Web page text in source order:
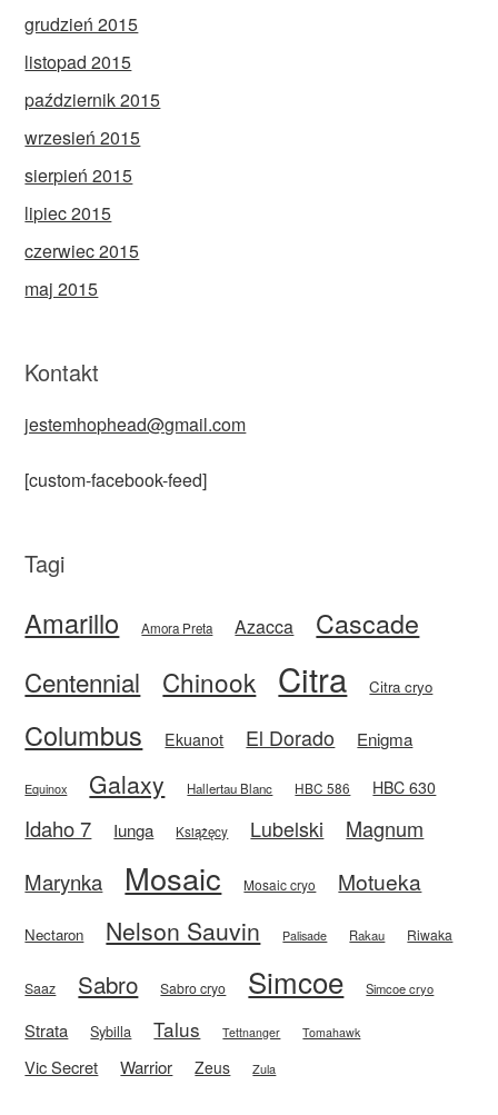
grudzień 2015
listopad 2015
październik 2015
wrzesień 2015
sierpień 2015
lipiec 2015
czerwiec 2015
maj 2015
Kontakt
jestemhophead@gmail.com
[custom-facebook-feed]
Tagi
Amarillo Amora Preta Azacca Cascade
Centennial Chinook Citra Citra cryo
Columbus Ekuanot El Dorado Enigma
Equinox Galaxy Hallertau Blanc HBC 586 HBC 630
Idaho 7 Iunga Książęcy Lubelski
Magnum
Marynka
Mosaic Mosaic cryo Motueka
Nectaron Nelson Sauvin Palisade Rakau Riwaka
Saaz Sabro Sabro cryo Simcoe Simcoe cryo
Strata Sybilla Talus Tettnanger Tomahawk
Vic Secret Warrior Zeus Zula